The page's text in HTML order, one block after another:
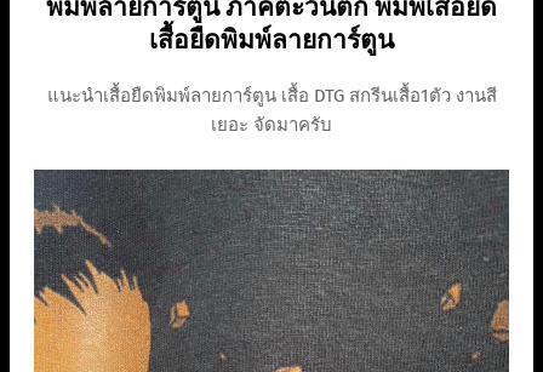
พิมพ์ลายการ์ตูน ภาคตะวันตก พิมพ์เสื้อยืด
เสื้อยืดพิมพ์ลายการ์ตูน
แนะนำเสื้อยืดพิมพ์ลายการ์ตูน เสื้อ DTG สกรีนเสื้อ1ตัว งานสี
เยอะ จัดมาครับ